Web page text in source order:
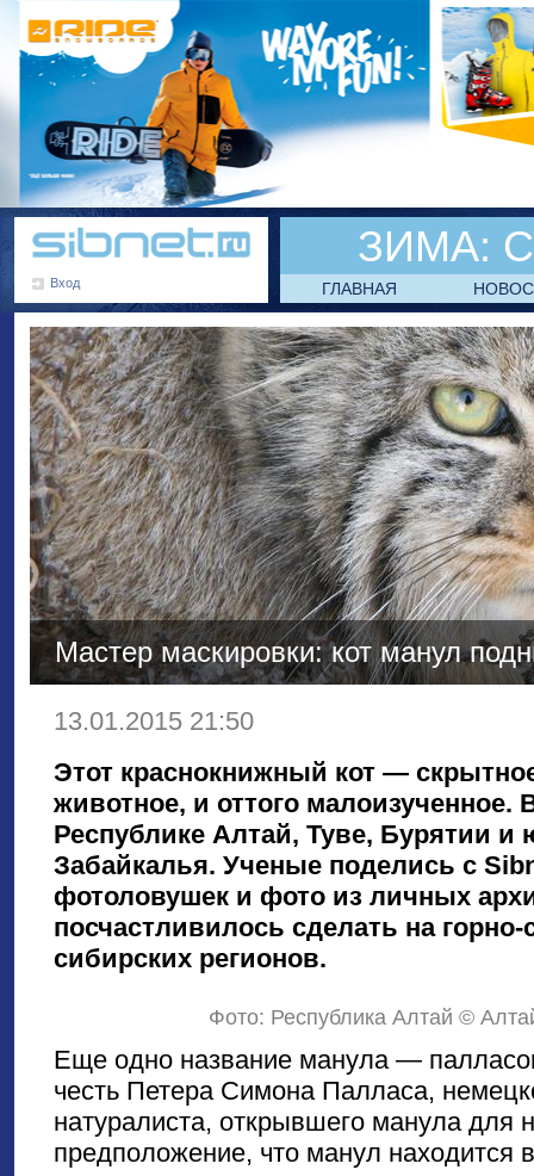
Вход
ЗИМА:
ГЛАВНАЯ
Мастер маскировки: кот манул
13.01.2015 21:50
Этот краснокнижный кот —
животное, и оттого
Республике Алтай, Туве, Бурятии и
Забайкалья. Ученые поделись с
фотоловушек и фото из личных
посчастливилось сделать на
сибирских регионов.
Фото: Республика Алтай ©
Еще одно название манула —
честь Петера Симона Палласа,
натуралиста, открывшего манула для
предположение, что манул находится